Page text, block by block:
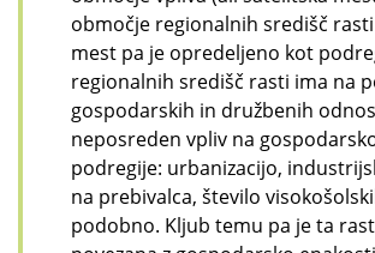
območje regionalnih središč
mest pa je opredeljeno kot
regionalnih središč rasti ima na
gospodarskih in družbenih
neposreden vpliv na
podregije: urbanizacijo,
na prebivalca, število
podobno. Kljub temu pa je ta